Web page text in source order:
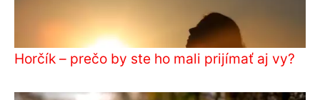
Horčík – prečo by ste ho mali prijímať aj vy?